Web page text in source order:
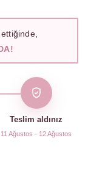
Teslim aldınız
11 Ağustos - 12 Ağustos